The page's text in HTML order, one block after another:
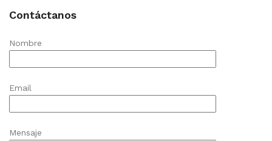
Contáctanos
Nombre
Email
Mensaje